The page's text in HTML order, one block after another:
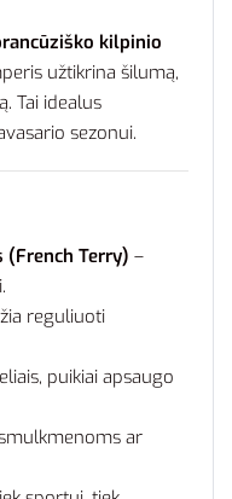
kilpinio
užtikrina šilumą,
Tai idealus
sezonui.
(French Terry) –
reguliuoti
puikiai apsaugo
ar